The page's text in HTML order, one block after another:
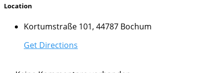
Location
Kortumstraße 101, 44787 Bochum
Get Directions